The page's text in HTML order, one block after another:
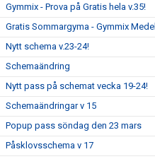
Gymmix - Prova på Gratis hela v.35!
Gratis Sommargyma - Gymmix Medel
Nytt schema v.23-24!
Schemaändring
Nytt pass på schemat vecka 19-24!
Schemaändringar v 15
Popup pass söndag den 23 mars
Påsklovsschema v 17